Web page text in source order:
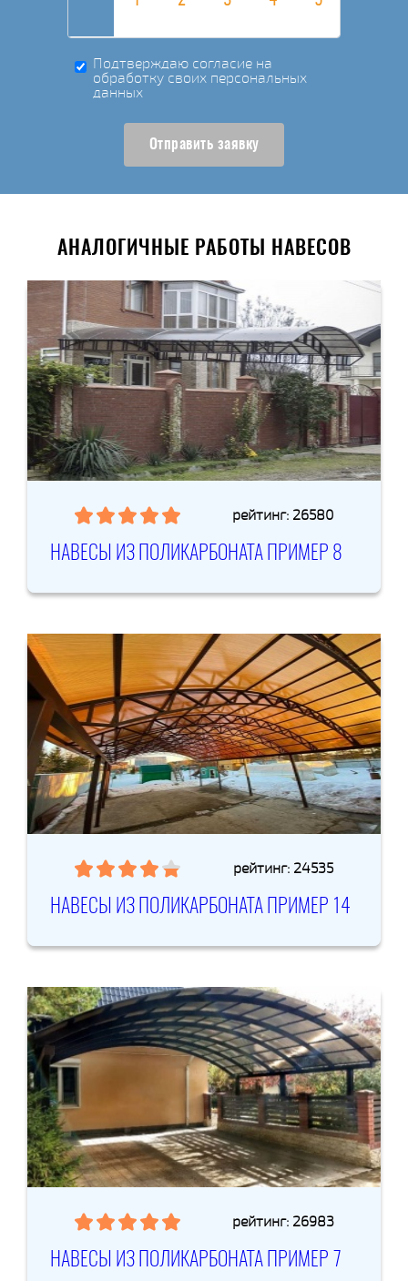
Подтверждаю согласие на
обработку своих персональных
данных
Отправить заявку
АНАЛОГИЧНЫЕ РАБОТЫ НАВЕСОВ
рейтинг: 26580
НАВЕСЫ ИЗ ПОЛИКАРБОНАТА ПРИМЕР 8
рейтинг: 24535
НАВЕСЫ ИЗ ПОЛИКАРБОНАТА ПРИМЕР 14
рейтинг: 26983
НАВЕСЫ ИЗ ПОЛИКАРБОНАТА ПРИМЕР 7